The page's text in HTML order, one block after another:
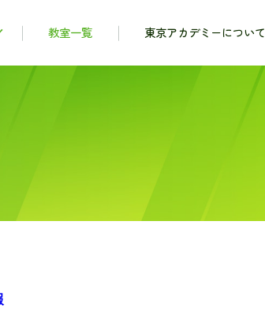
教室一覧 東京アカデミーについて